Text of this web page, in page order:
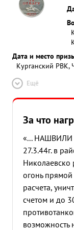
Дата и место
Курганский РВК,
Ещё
За что
«... НАШВИЛИ
27.3.44г. в
Николаевско
огонь
расчета,
счетом и до
возможность